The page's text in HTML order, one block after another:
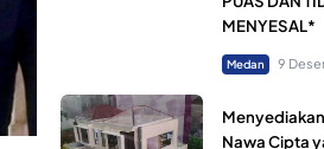
MENYESAL*
Medan 9
Nawa Cipta